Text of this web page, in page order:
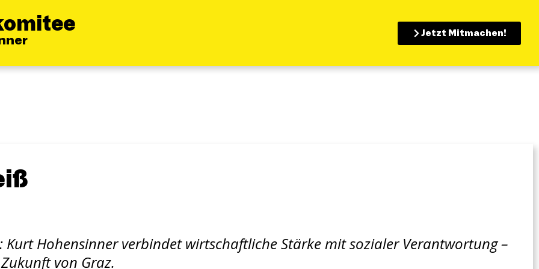
Jetzt Mitmachen!
Kurt Hohensinner verbindet wirtschaftliche Stärke mit sozialer Verantwortung –
von Graz.